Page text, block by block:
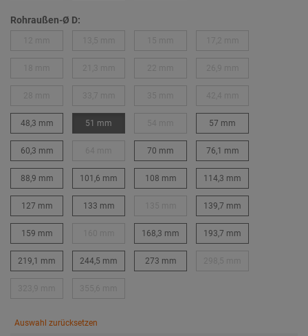
Rohraußen-Ø D:
48,3 mm 51 mm 57 mm
60,3 mm 70 mm 76,1 mm
88,9 mm 101,6 mm 108 mm 114,3 mm
127 mm 133 mm 139,7 mm
159 mm 168,3 mm 193,7 mm
219,1 mm 244,5 mm 273 mm
Auswahl zurücksetzen